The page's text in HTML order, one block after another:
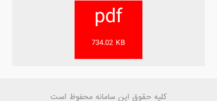
pdf
734.02 KB
کلیه حقوق این سامانه محفوظ است